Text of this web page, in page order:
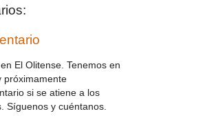
El Olitense. Tenemos en
próximamente
si se atiene a los
Síguenos y cuéntanos.